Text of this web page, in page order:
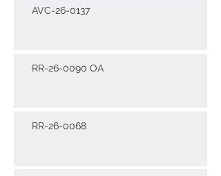
AVC-26-0137
RR-26-0090 OA
RR-26-0068